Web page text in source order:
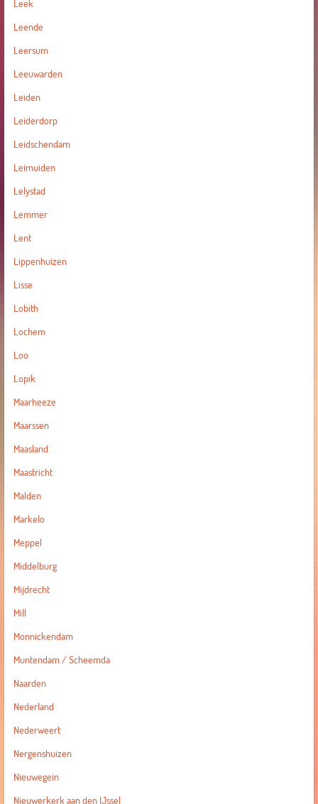
Leek
Leende
Leersum
Leeuwarden
Leiden
Leiderdorp
Leidschendam
Leimuiden
Lelystad
Lemmer
Lent
Lippenhuizen
Lisse
Lobith
Lochem
Loo
Lopik
Maarheeze
Maarssen
Maasland
Maastricht
Malden
Markelo
Meppel
Middelburg
Mijdrecht
Mill
Monnickendam
Muntendam / Scheemda
Naarden
Nederland
Nederweert
Nergenshuizen
Nieuwegein
Nieuwerkerk aan den IJssel